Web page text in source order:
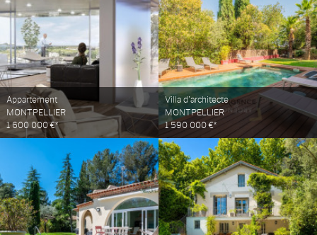
Appartement
MONTPELLIER
1 600 000 €*
Villa d'architecte
MONTPELLIER
1 590 000 €*